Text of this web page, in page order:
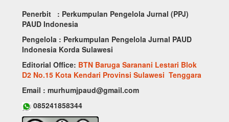
Penerbit : Perkumpulan Pengelola Jurnal (PPJ)
PAUD Indonesia
Pengelola : Perkumpulan Pengelola Jurnal PAUD
Indonesia Korda Sulawesi
Editorial Office: BTN Baruga Saranani Lestari Blok
D2 No.15 Kota Kendari Provinsi Sulawesi Tenggara
Email : murhumjpaud@gmail.com
085241858344